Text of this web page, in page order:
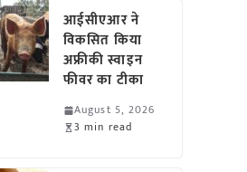
आईसीएआर ने
विकसित किया
अफ्रीकी स्वाइन
फीवर का टीका
August 5, 2026
3 min read